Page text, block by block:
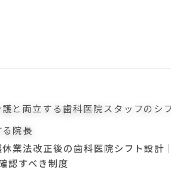
業法改正後の歯科医院シフト設計｜
認すべき制度